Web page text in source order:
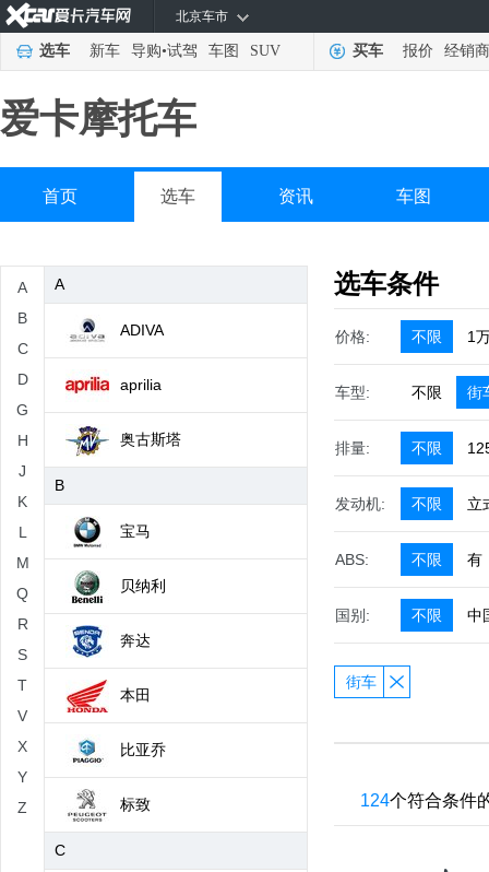
北京车市
选车 新车 导购•试驾 车图 SUV 买车 报价 经销商
爱卡摩托车
首页 选车 资讯 车图
A
B
C
D
G
H
J
K
L
M
Q
R
S
T
V
X
Y
Z
A
ADIVA
aprilia
奥古斯塔
B
宝马
贝纳利
奔达
本田
比亚乔
标致
C
选车条件
价格: 不限 1
车型: 不限 街
排量: 不限
发动机: 不限 立
ABS: 不限 有
国别: 不限 中
街车
124个符合条件